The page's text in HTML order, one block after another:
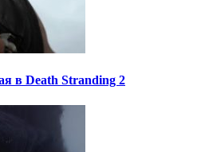
в Death Stranding 2